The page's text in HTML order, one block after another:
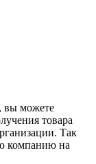
вы можете
товара
Так
компанию на